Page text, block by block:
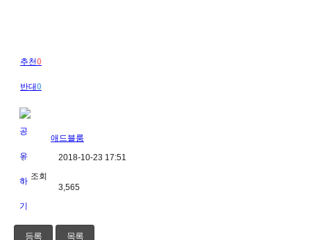
추천0
반대0
애드블룸
2018-10-23 17:51
조회
3,565
등록 목록